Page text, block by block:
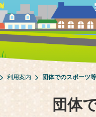
利用案内 団体でのスポーツ
団体